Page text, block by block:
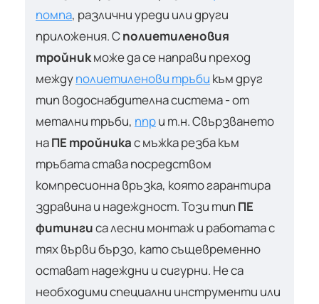
помпа, различни уреди или други
приложения. Сполиетиленовия
тройникможе да се направи преход
междуполиетиленови тръби към друг
тип водоснабдителна система - от
метални тръби, ппри т.н. Свързването
наПЕ тройникас мъжка резба към
тръбата става посредством
компресионна връзка, която гарантира
здравина и надеждност. Този тип ПЕ
фитингиса лесни монтаж и работата с
тях върви бързо, като същевременно
остават надеждни и сигурни. Не са
необходими специални инструменти или